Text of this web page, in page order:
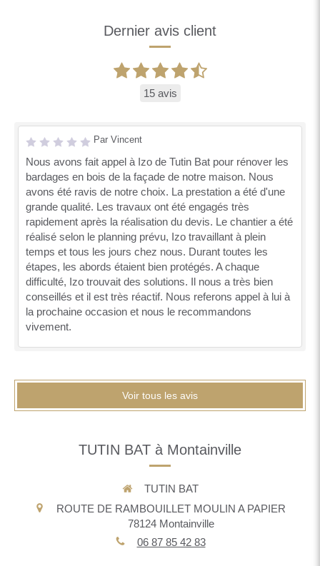
Dernier avis client
15 avis
Par Vincent
Nous avons fait appel à Izo de Tutin Bat pour rénover les
bardages en bois de la façade de notre maison. Nous
avons été ravis de notre choix. La prestation a été d'une
grande qualité. Les travaux ont été engagés très
rapidement après la réalisation du devis. Le chantier a été
réalisé selon le planning prévu, Izo travaillant à plein
temps et tous les jours chez nous. Durant toutes les
étapes, les abords étaient bien protégés. A chaque
difficulté, Izo trouvait des solutions. Il nous a très bien
conseillés et il est très réactif. Nous referons appel à lui à
la prochaine occasion et nous le recommandons
vivement.
Voir tous les avis
TUTIN BAT à Montainville
TUTIN BAT
ROUTE DE RAMBOUILLET MOULIN A PAPIER
78124 Montainville
06 87 85 42 83